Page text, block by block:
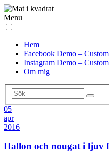
Menu
Hem
Facebook Demo –
Instagram Demo –
Om mig
05
apr
2016
Hallon och nougat i ljuv